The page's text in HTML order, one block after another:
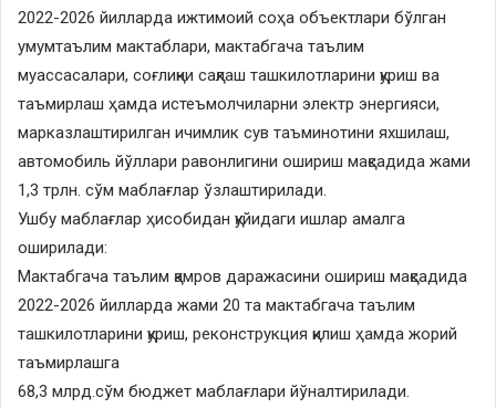
2022-2026 йилларда ижтимоий соҳа объектлари бўлган
умумтаълим мактаблари, мактабгача таълим
муассасалари, соғлиқни сақлаш ташкилотларини қуриш ва
таъмирлаш ҳамда истеъмолчиларни электр энергияси,
марказлаштирилган ичимлик сув таъминотини яхшилаш,
автомобиль йўллари равонлигини ошириш мақсадида жами
1,3 трлн. сўм маблағлар ўзлаштирилади.
Ушбу маблағлар ҳисобидан қуйидаги ишлар амалга
оширилади:
Мактабгача таълим қамров даражасини ошириш мақсадида
2022-2026 йилларда жами 20 та мактабгача таълим
ташкилотларини қуриш, реконструкция қилиш ҳамда жорий
таъмирлашга
68,3 млрд.сўм бюджет маблағлари йўналтирилади.